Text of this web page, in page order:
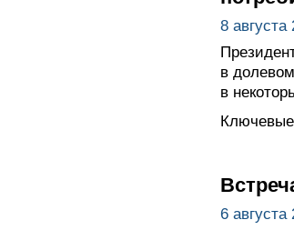
8 августа
в
в
6 августа